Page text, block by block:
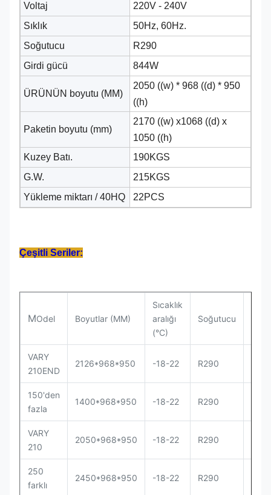
Voltaj
220V - 240V
Sıklık
50Hz, 60Hz.
Soğutucu
R290
Girdi gücü
844W
ÜRÜNÜN boyutu (MM)
2050 ((w) * 968 ((d) * 950
((h)
Paketin boyutu (mm)
2170 ((w) x1068 ((d) x
1050 ((h)
Kuzey Batı.
190KGS
G.W.
215KGS
Yükleme miktarı / 40HQ
22PCS
Çeşitli Seriler:
MOdel Boyutlar (MM)
Sıcaklık
aralığı
(°C)
Soğutucu
VARY
210END
2126*968*950 -18-22 R290
150'den
fazla
1400*968*950 -18-22 R290
VARY
210
2050*968*950 -18-22 R290
250
farklı
2450*968*950 -18-22 R290